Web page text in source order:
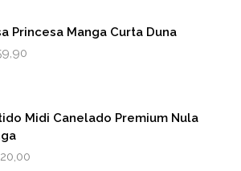
Princesa Manga Curta Duna
Midi Canelado Premium Nula